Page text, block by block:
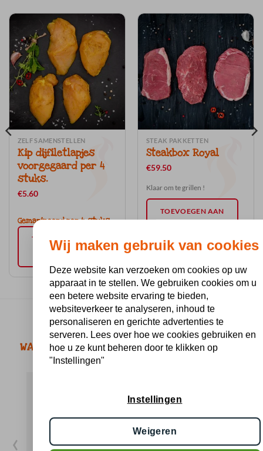
ZELF SAMENSTELLEN
Kip dijfiletlapjes
voorgegaard per 4
stuks.
€5.60
Gemarineerd per 4 stuks.
TOEVOEGEN AAN
WINKELWAGEN
STEAK PAKKETTEN
Steakbox Royal
€59.50
Klaar om te grillen !
TOEVOEGEN AAN
WAT ZEGGEN KLANTEN OVER BBQ HOLLAND?
Heel vriendelijk en behulpzaam. Mooie en lekkere
‹ ›
Wij maken gebruik van cookies
Deze website kan verzoeken om cookies op uw
apparaat in te stellen. We gebruiken cookies om u
een betere website ervaring te bieden,
websiteverkeer te analyseren, inhoud te
personaliseren en gerichte advertenties te
serveren. Lees over hoe we cookies gebruiken en
hoe u ze kunt beheren door te klikken op
"Instellingen"
Instellingen
Weigeren